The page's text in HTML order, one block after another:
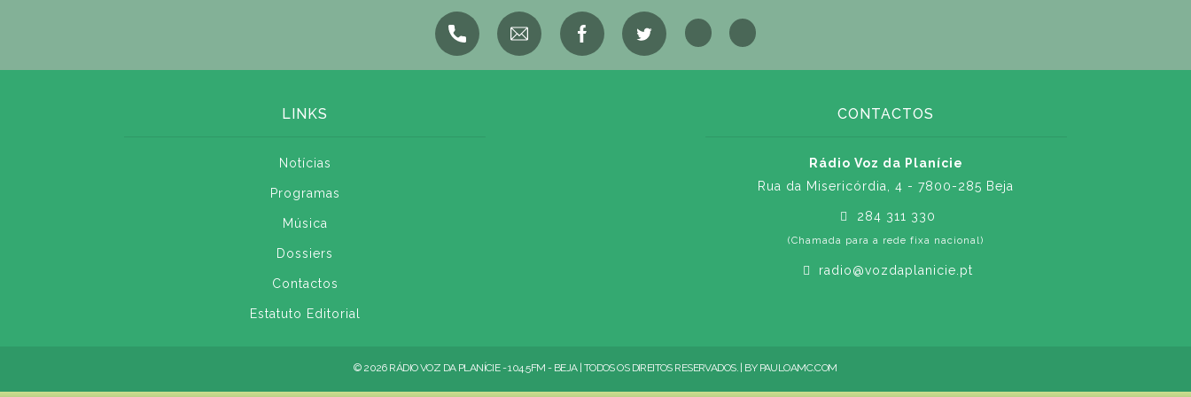
LINKS
Notícias
Programas
Música
Dossiers
Contactos
Estatuto Editorial
CONTACTOS
Rádio Voz da Planície
Rua da Misericórdia, 4 - 7800-285 Beja
284 311 330
(Chamada para a rede fixa nacional)
radio@vozdaplanicie.pt
© 2026 RÁDIO VOZ DA PLANÍCIE - 104.5FM - BEJA | TODOS OS DIREITOS RESERVADOS. | BY PAULOAMC.COM